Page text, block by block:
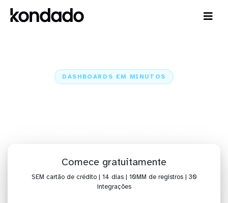
DASHBOARDS EM MINUTOS
Comece gratuitamente
SEM cartão de crédito | 14 dias | 10MM de registros | 30
integrações